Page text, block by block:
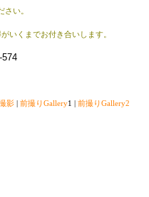
さい。
いくまでお付き合いします。
574
影 前撮りGallery1 | 前撮りGallery2